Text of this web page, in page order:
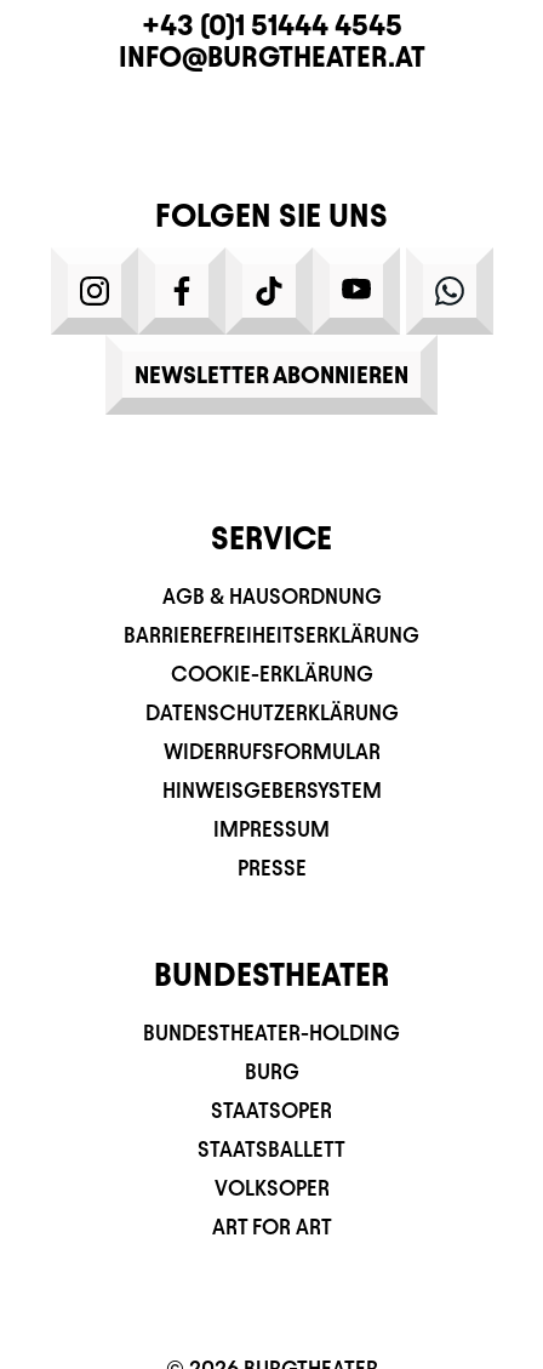
KONTAKTTELEFON
+43 (0)1 51444 4545
E-MAIL
INFO@BURGTHEATER.AT
FOLGEN SIE UNS
INSTAGRAMFACEBOOKTIKTOK YOUTUBE
NEWSLETTER ABONNIEREN
SERVICE
AGB & HAUSORDNUNG
BARRIEREFREIHEITSERKLÄRUNG
COOKIE-ERKLÄRUNG
DATENSCHUTZERKLÄRUNG
WIDERRUFSFORMULAR
HINWEISGEBERSYSTEM
IMPRESSUM
PRESSE
BUNDESTHEATER
BUNDESTHEATER-HOLDING
BURG
STAATSOPER
STAATSBALLETT
VOLKSOPER
ART FOR ART